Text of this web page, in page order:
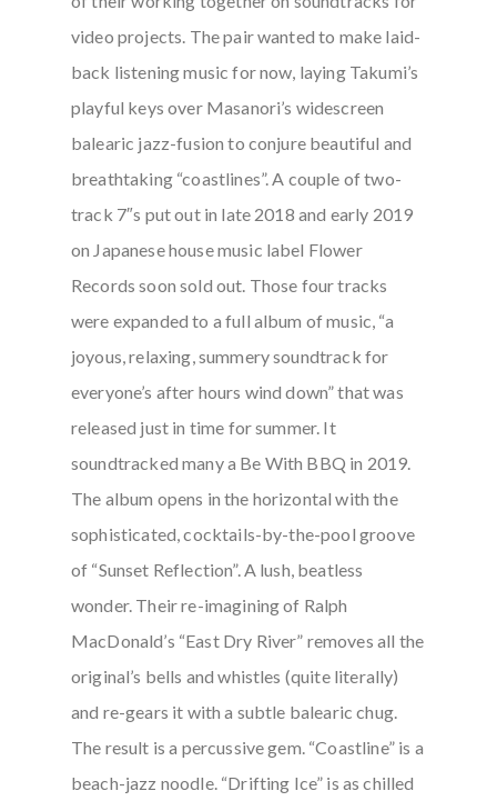
video projects. The pair wanted to make laid-
back listening music for now, laying Takumi’s
playful keys over Masanori’s widescreen
balearic jazz-fusion to conjure beautiful and
breathtaking “coastlines”. A couple of two-
track 7″s put out in late 2018 and early 2019
on Japanese house music label Flower
Records soon sold out. Those four tracks
were expanded to a full album of music, “a
joyous, relaxing, summery soundtrack for
everyone’s after hours wind down” that was
released just in time for summer. It
soundtracked many a Be With BBQ in 2019.
The album opens in the horizontal with the
sophisticated, cocktails-by-the-pool groove
of “Sunset Reflection”. A lush, beatless
wonder. Their re-imagining of Ralph
MacDonald’s “East Dry River” removes all the
original’s bells and whistles (quite literally)
and re-gears it with a subtle balearic chug.
The result is a percussive gem. “Coastline” is a
beach-jazz noodle. “Drifting Ice” is as chilled